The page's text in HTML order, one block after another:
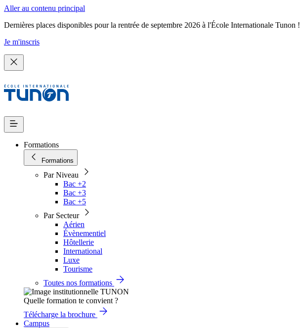
Aller au contenu principal
Dernières places disponibles pour la rentrée de septembre 2026 à l'École Internationale Tunon !
Je m'inscris
Formations
Formations
Par Niveau
Bac +2
Bac +3
Bac +5
Par Secteur
Aérien
Évènementiel
Hôtellerie
International
Luxe
Tourisme
Toutes nos formations
Quelle formation te convient ?
Télécharge la brochure
Campus